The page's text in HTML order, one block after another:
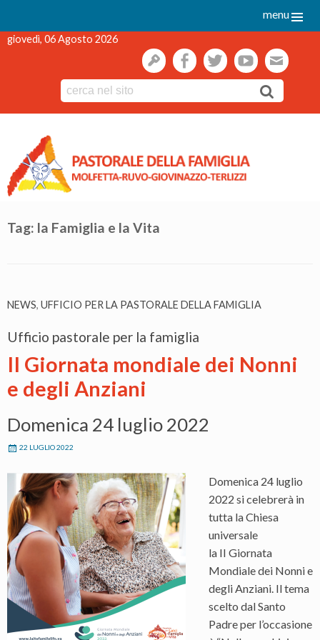
menu
giovedì, 06 Agosto 2026
gestionefacebooktwitteryoutube
Tag: la Famiglia e la Vita
NEWS, UFFICIO PER LA PASTORALE DELLA FAMIGLIA
Ufficio pastorale per la famiglia
II Giornata mondiale dei Nonni
e degli Anziani
Domenica 24 luglio 2022
22 LUGLIO 2022
Domenica 24 luglio
2022 si celebrerà in
tutta la Chiesa
universale
la II Giornata
Mondiale dei Nonni e
degli Anziani. Il tema
scelto dal Santo
Padre per l’occasione